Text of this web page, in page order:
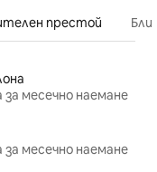
престой
месечно наемане
месечно наемане